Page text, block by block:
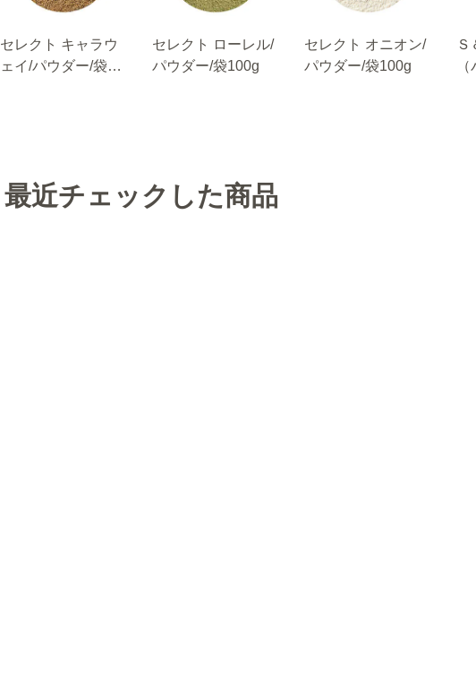
セレクト キャラウ
ェイ/パウダー/袋
セレクト ローレル/
パウダー/袋100g
セレクト オニオン/
パウダー/袋100g
最近チェックした商品